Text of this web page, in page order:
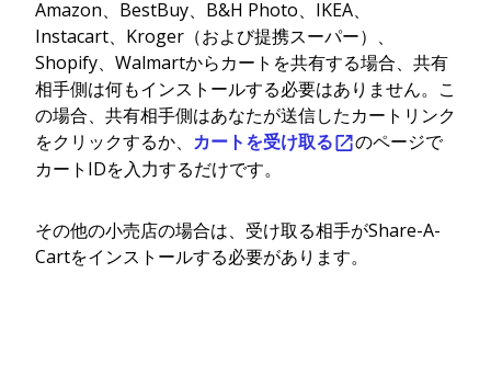
Amazon、BestBuy、B&H Photo、IKEA、
Instacart、Kroger（および提携スーパー）、
Shopify、Walmartからカートを共有する場合、共有
相手側は何もインストールする必要はありません。こ
の場合、共有相手側はあなたが送信したカートリンク
をクリックするか、 カートを受け取る
のページで
カートIDを入力するだけです。
その他の小売店の場合は、受け取る相手がShare-A-
Cartをインストールする必要があります。